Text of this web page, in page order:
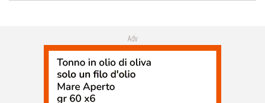
Adv